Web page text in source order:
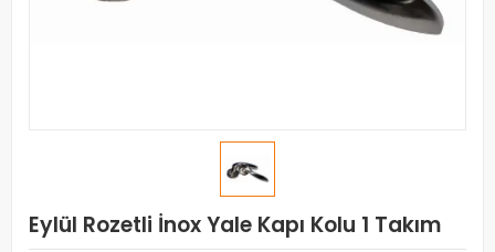
Eylül Rozetli İnox Yale Kapı Kolu 1 Takım